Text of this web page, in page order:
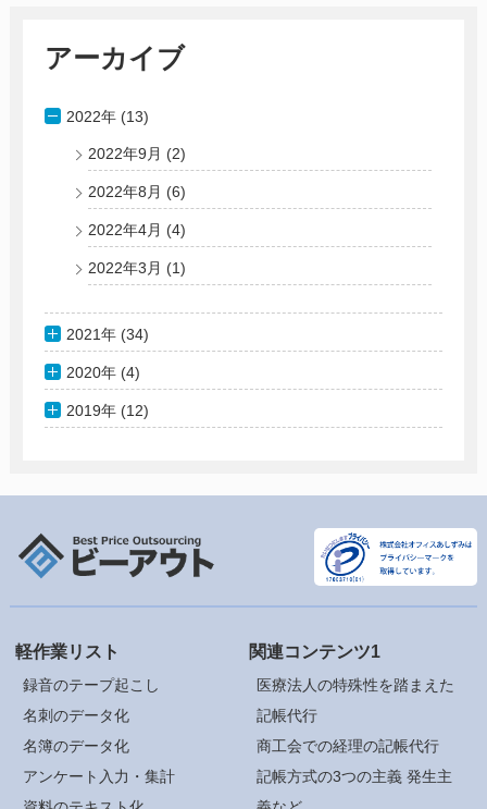
アーカイブ
2022年 (13)
2022年9月 (2)
2022年8月 (6)
2022年4月 (4)
2022年3月 (1)
2021年 (34)
2020年 (4)
2019年 (12)
軽作業リスト
録音のテープ起こし
名刺のデータ化
名簿のデータ化
アンケート入力・集計
関連コンテンツ1
医療法人の特殊性を踏まえた
記帳代行
商工会での経理の記帳代行
記帳方式の3つの主義 発生主